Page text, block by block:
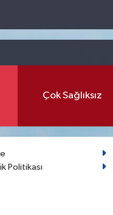
Çok Sağlıksız
Politikası